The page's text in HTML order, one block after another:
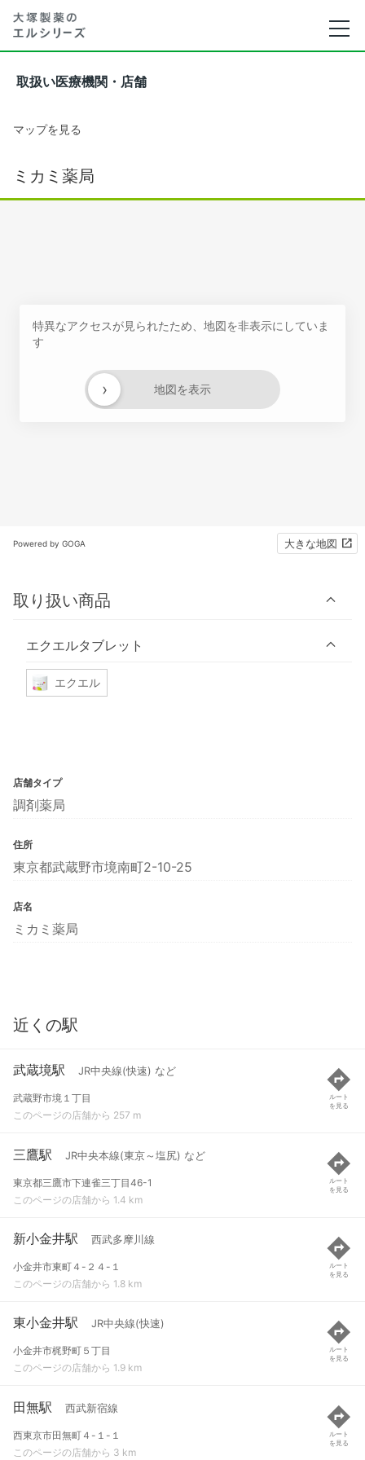
取扱い医療機関・店舗
マップを見る
ミカミ薬局
特異なアクセスが見られたため、地図を非表示にしていま
す
地図を表示
›
Powered by GOGA 大きな地図
取り扱い商品
エクエルタブレット
エクエル
店舗タイプ
調剤薬局
住所
東京都武蔵野市境南町2-10-25
店名
ミカミ薬局
近くの駅
武蔵境駅 JR中央線(快速) など
武蔵野市境１丁目
このページの店舗から 257 m
ルート
を見る
三鷹駅 JR中央本線(東京～塩尻) など
東京都三鷹市下連雀三丁目46-1
このページの店舗から 1.4 km
ルート
を見る
新小金井駅 西武多摩川線
小金井市東町４-２４-１
このページの店舗から 1.8 km
ルート
を見る
東小金井駅 JR中央線(快速)
小金井市梶野町５丁目
このページの店舗から 1.9 km
ルート
を見る
田無駅 西武新宿線
西東京市田無町４-１-１
このページの店舗から 3 km
ルート
を見る